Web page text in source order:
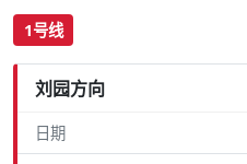
1号线
刘园方向
日期